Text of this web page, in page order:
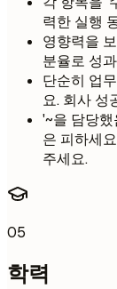
력한 실행
영향력을
분율로 성
단순히 업
요. 회사 성
'~을 담당
은 피하세
주세요.
05
학력